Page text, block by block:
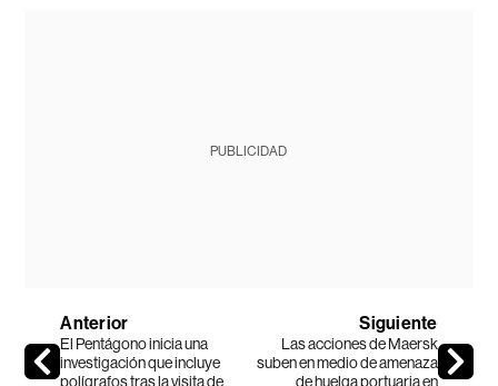
PUBLICIDAD
Anterior
El Pentágono inicia una
investigación que incluye
polígrafos tras la visita de
Siguiente
Las acciones de Maersk
suben en medio de amenaza
de huelga portuaria en